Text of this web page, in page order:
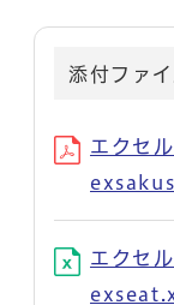
添付ファ
エクセ
エクセ